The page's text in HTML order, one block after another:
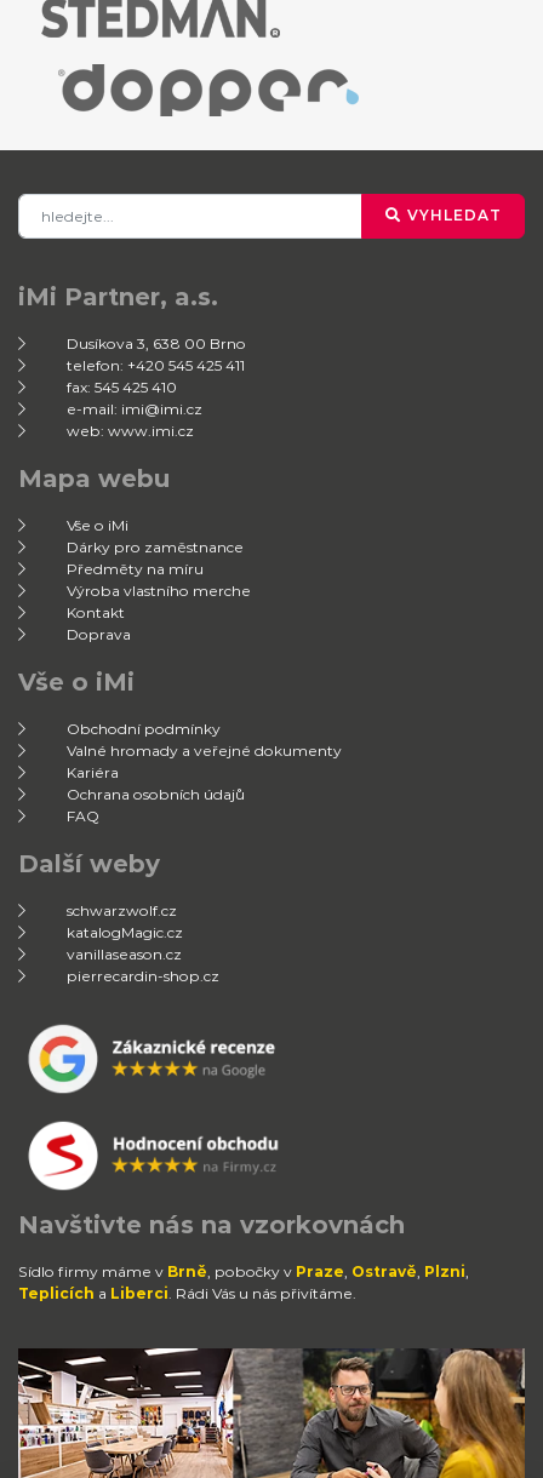
VYHLEDAT
iMi Partner, a.s.
Dusíkova 3, 638 00 Brno
telefon: +420 545 425 411
fax: 545 425 410
e-mail: imi@imi.cz
web: www.imi.cz
Mapa webu
Vše o iMi
Dárky pro zaměstnance
Předměty na míru
Výroba vlastního merche
Kontakt
Doprava
Vše o iMi
Obchodní podmínky
Valné hromady a veřejné dokumenty
Kariéra
Ochrana osobních údajů
FAQ
Další weby
schwarzwolf.cz
katalogMagic.cz
vanillaseason.cz
pierrecardin-shop.cz
Navštivte nás na vzorkovnách
Sídlo firmy máme v Brně , pobočky v Praze Ostravě Plzni
Teplicích a Liberci . Rádi Vás u nás přivítáme.